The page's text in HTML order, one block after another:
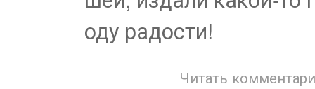
оду радости!
Читать